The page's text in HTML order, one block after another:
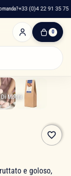
+33 (0)4 22 91 35 75
0
0
Il
Mio
Carrello
Mochi
favorite_border
e goloso,